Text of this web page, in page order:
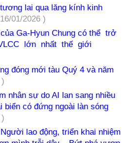
lai qua lăng kính kinh
01/2026 )
Ga-Hyun Chung có thể trở
lớn nhất thế giới
đóng mới tàu Quý 4 và năm
nhân sự do AI lan sang nhiều
biển có đứng ngoài làn sóng
lao động, triển khai nhiệm